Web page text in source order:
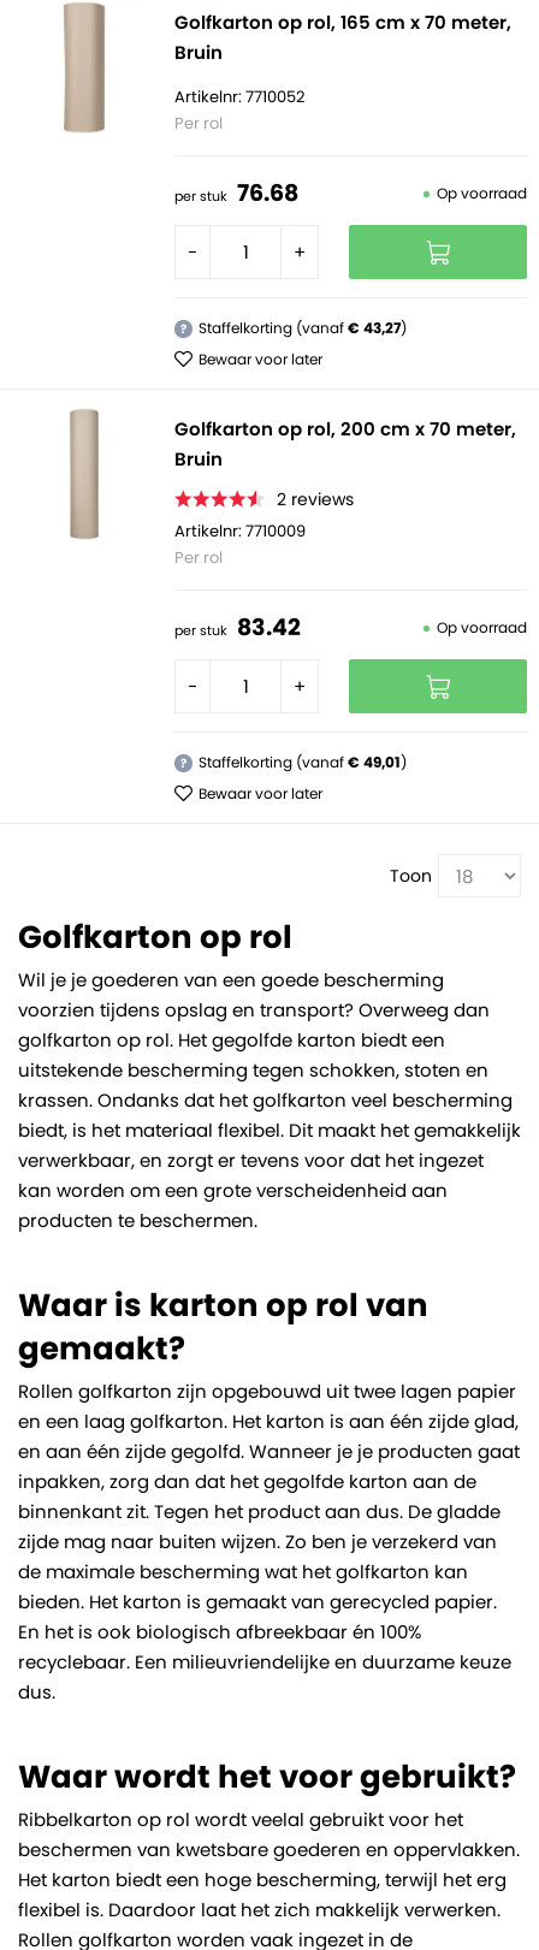
Golfkarton op rol, 165 cm x 70 meter,
Bruin
Artikelnr: 7710052
Per rol
per stuk 76.68 Op voorraad
- +
? Staffelkorting (vanaf€ 43,27)
Bewaar voor later
Golfkarton op rol, 200 cm x 70 meter,
Bruin
2 reviews
Artikelnr: 7710009
Per rol
per stuk 83.42 Op voorraad
- +
? Staffelkorting (vanaf€ 49,01)
Bewaar voor later
Toon
Golfkarton op rol
Wil je je goederen van een goede bescherming
voorzien tijdens opslag en transport? Overweeg dan
golfkarton op rol. Het gegolfde karton biedt een
uitstekende bescherming tegen schokken, stoten en
krassen. Ondanks dat het golfkarton veel bescherming
biedt, is het materiaal flexibel. Dit maakt het gemakkelijk
verwerkbaar, en zorgt er tevens voor dat het ingezet
kan worden om een grote verscheidenheid aan
producten te beschermen.
Waar is karton op rol van
gemaakt?
Rollen golfkarton zijn opgebouwd uit twee lagen papier
en een laag golfkarton. Het karton is aan één zijde glad,
en aan één zijde gegolfd. Wanneer je je producten gaat
inpakken, zorg dan dat het gegolfde karton aan de
binnenkant zit. Tegen het product aan dus. De gladde
zijde mag naar buiten wijzen. Zo ben je verzekerd van
de maximale bescherming wat het golfkarton kan
bieden. Het karton is gemaakt van gerecycled papier.
En het is ook biologisch afbreekbaar én 100%
recyclebaar. Een milieuvriendelijke en duurzame keuze
dus.
Waar wordt het voor gebruikt?
Ribbelkarton op rol wordt veelal gebruikt voor het
beschermen van kwetsbare goederen en oppervlakken.
Het karton biedt een hoge bescherming, terwijl het erg
flexibel is. Daardoor laat het zich makkelijk verwerken.
Rollen golfkarton worden vaak ingezet in de